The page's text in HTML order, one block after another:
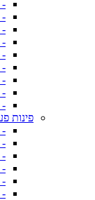
-
-
-
-
-
-
-
-
-
פינות
-
-
-
-
-
-